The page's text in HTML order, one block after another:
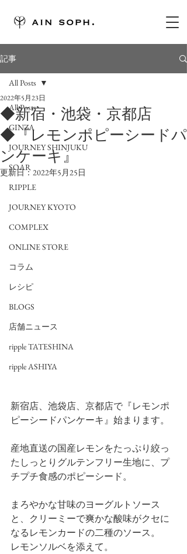
記事
All Posts
GINZA
JOURNEY SHINJUKU
SOAR
RIPPLE
JOURNEY KYOTO
COMPLEX
ONLINE STORE
コラム
レシピ
BLOGS
店舗ニュース
ripple TATESHINA
ripple ASHIYA
All Posts
◆新宿・池袋・京都店
◆『レモンポピーシードパ
ンケーキ』
2022年5月23日
更新日：2022年5月25日
新宿店、池袋店、京都店で『レモンポ
ピーシードパンケーキ』始まります。
産地直送の国産レモンをたっぷり絞っ
たしっとりグルテンフリー生地に、プ
チプチ食感のポピーシード。
まろやかな甘味のヨーグルトソース
と、クリーミーで爽かな酸味がクセに
なるレモンカードの二種のソース。
レモンソルベを添えて。